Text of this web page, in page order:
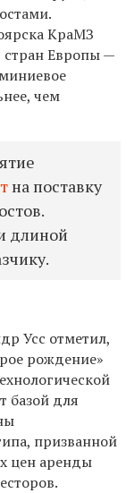
КраМЗ
стран Европы —
чем
на поставку
длиной
Усс отметил,
рождение»
базой для
призванной
цен аренды